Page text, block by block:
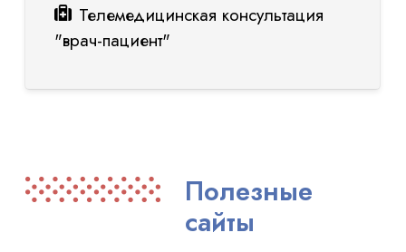
Телемедицинская консультация
"врач-пациент"
Полезные
сайты